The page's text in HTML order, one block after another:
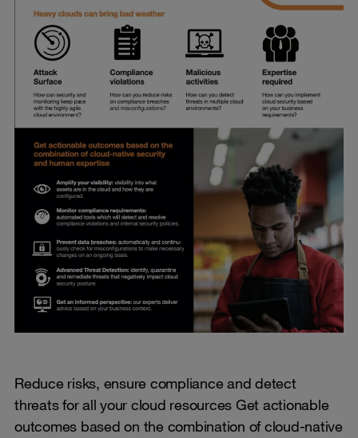
Reduce risks, ensure compliance and detect
threats for all your cloud resources Get actionable
outcomes based on the combination of cloud-native